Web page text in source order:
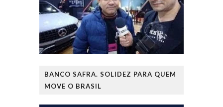
BANCO SAFRA. SOLIDEZ PARA QUEM
MOVE O BRASIL